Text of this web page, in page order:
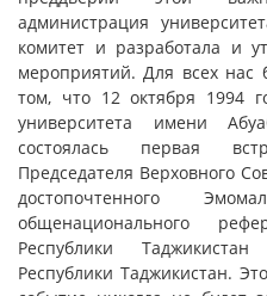
администрация
комитет и разработала и
мероприятий. Для всех нас
том, что 12 октября 1994
университета имени
состоялась первая
Председателя Верховного
достопочтенного
общенационального
Республики
Республики Таджикистан.